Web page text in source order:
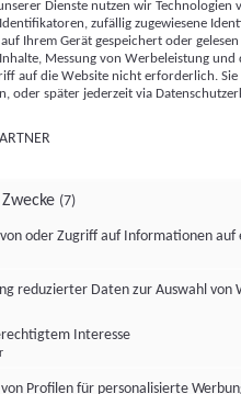
Kennungen,
zusammen mit anderen
Browserinformationen,
Technologien usw.) auf
dort ausgelesen werden, um es
eine App oder einer Webseite
mehrere der hier aufgeführten
Dienste nutzen wir Technologien
zufällig zugewiesene
Ihrem Gerät gespeichert oder
Messung von Werbeleistung
auf die Website nicht erforderlich.
oder später jederzeit via
(7)
oder Zugriff auf Informationen auf
reduzierter Daten zur Auswahl von
Interesse
Profilen für personalisierte